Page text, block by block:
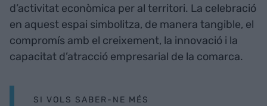
d’activitat econòmica per al territori. La celebració
en aquest espai simbolitza, de manera tangible, el
compromís amb el creixement, la innovació i la
capacitat d’atracció empresarial de la comarca.
SI VOLS SABER-NE MÉS